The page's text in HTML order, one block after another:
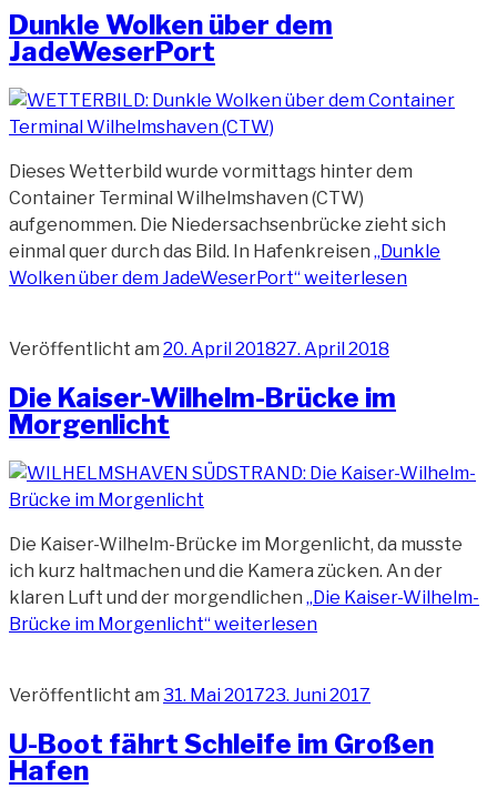
Dunkle Wolken über dem
JadeWeserPort
Dieses Wetterbild wurde vormittags hinter dem
Container Terminal Wilhelmshaven (CTW)
aufgenommen. Die Niedersachsenbrücke zieht sich
einmal quer durch das Bild. In Hafenkreisen „Dunkle
Wolken über dem JadeWeserPort“weiterlesen
Veröffentlicht am 20. April 201827. April 2018
Die Kaiser-Wilhelm-Brücke im
Morgenlicht
Die Kaiser-Wilhelm-Brücke im Morgenlicht, da musste
ich kurz haltmachen und die Kamera zücken. An der
klaren Luft und der morgendlichen „Die Kaiser-Wilhelm-
Brücke im Morgenlicht“weiterlesen
Veröffentlicht am 31. Mai 201723. Juni 2017
U-Boot fährt Schleife im Großen
Hafen